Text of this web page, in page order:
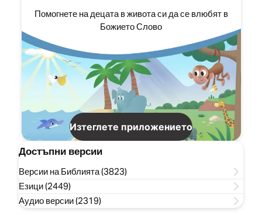
Помогнете на децата в живота си да се влюбят в
Божието Слово
Изтеглете приложението
Достъпни версии
Версии на Библията (3823)
Езици (2449)
Аудио версии (2319)